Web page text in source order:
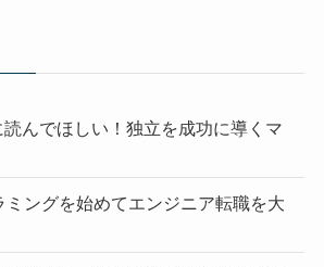
んでほしい！独立を成功に導くマ
ングを始めてエンジニア転職を大